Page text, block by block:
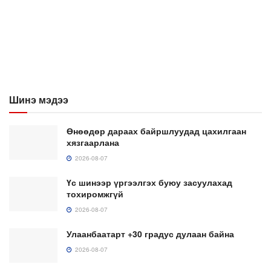
Шинэ мэдээ
Өнөөдөр дараах байршлуудад цахилгаан
хязгаарлана
2026-08-07
Үс шинээр үргээлгэх буюу засуулахад
тохиромжгүй
2026-08-07
Улаанбаатарт +30 градус дулаан байна
2026-08-07